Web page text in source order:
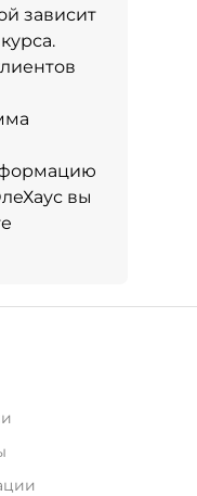
зависит
вы